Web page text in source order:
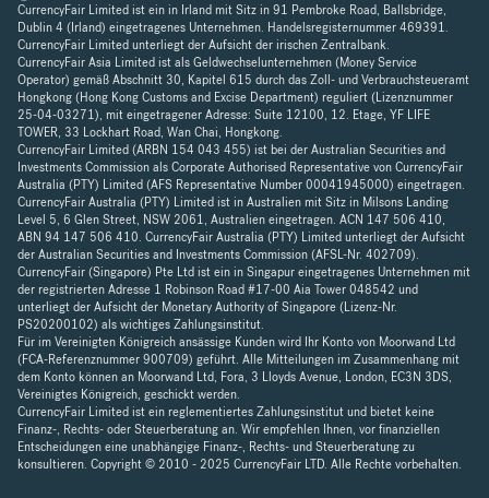
CurrencyFair Limited ist ein in Irland mit Sitz in 91 Pembroke Road, Ballsbridge,
Dublin 4 (Irland) eingetragenes Unternehmen. Handelsregisternummer 469391.
CurrencyFair Limited unterliegt der Aufsicht der irischen Zentralbank.
CurrencyFair Asia Limited ist als Geldwechselunternehmen (Money Service
Operator) gemäß Abschnitt 30, Kapitel 615 durch das Zoll- und Verbrauchsteueramt
Hongkong (Hong Kong Customs and Excise Department) reguliert (Lizenznummer
25-04-03271), mit eingetragener Adresse: Suite 12100, 12. Etage, YF LIFE
TOWER, 33 Lockhart Road, Wan Chai, Hongkong.
CurrencyFair Limited (ARBN 154 043 455) ist bei der Australian Securities and
Investments Commission als Corporate Authorised Representative von CurrencyFair
Australia (PTY) Limited (AFS Representative Number 00041945000) eingetragen.
CurrencyFair Australia (PTY) Limited ist in Australien mit Sitz in Milsons Landing
Level 5, 6 Glen Street, NSW 2061, Australien eingetragen. ACN 147 506 410,
ABN 94 147 506 410. CurrencyFair Australia (PTY) Limited unterliegt der Aufsicht
der Australian Securities and Investments Commission (AFSL-Nr. 402709).
CurrencyFair (Singapore) Pte Ltd ist ein in Singapur eingetragenes Unternehmen mit
der registrierten Adresse 1 Robinson Road #17-00 Aia Tower 048542 und
unterliegt der Aufsicht der Monetary Authority of Singapore (Lizenz-Nr.
PS20200102) als wichtiges Zahlungsinstitut.
Für im Vereinigten Königreich ansässige Kunden wird Ihr Konto von Moorwand Ltd
(FCA-Referenznummer 900709) geführt. Alle Mitteilungen im Zusammenhang mit
dem Konto können an Moorwand Ltd, Fora, 3 Lloyds Avenue, London, EC3N 3DS,
Vereinigtes Königreich, geschickt werden.
CurrencyFair Limited ist ein reglementiertes Zahlungsinstitut und bietet keine
Finanz-, Rechts- oder Steuerberatung an. Wir empfehlen Ihnen, vor finanziellen
Entscheidungen eine unabhängige Finanz-, Rechts- und Steuerberatung zu
konsultieren. Copyright © 2010 - 2025 CurrencyFair LTD. Alle Rechte vorbehalten.